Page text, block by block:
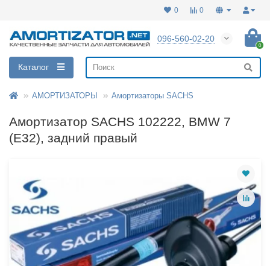
0
0
096-560-02-20
0
Каталог
АМОРТИЗАТОРЫ Амортизаторы SACHS
Амортизатор SACHS 102222, BMW 7
(E32), задний правый